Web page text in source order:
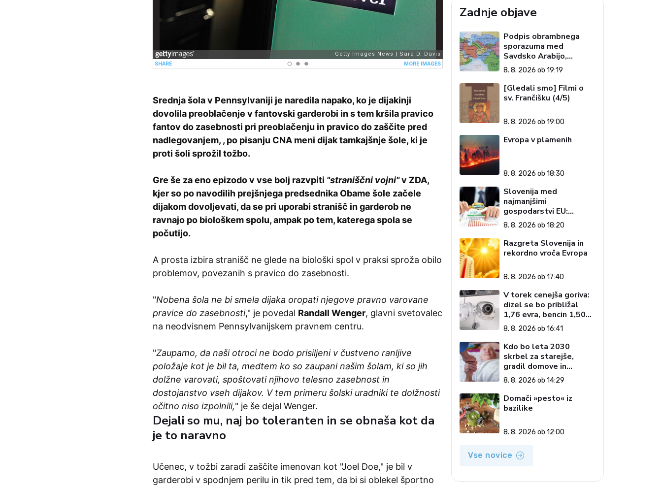
Srednja šola v Pennsylvaniji je naredila napako, ko je dijakinji
dovolila preoblačenje v fantovski garderobi in s tem kršila pravico
fantov do zasebnosti pri preoblačenju in pravico do zaščite pred
nadlegovanjem, , po pisanju CNA meni dijak tamkajšnje šole, ki je
proti šoli sprožil tožbo.
Gre še za eno epizodo v vse bolj razvpiti "straniščni vojni"v ZDA,
kjer so po navodilih prejšnjega predsednika Obame šole začele
dijakom dovoljevati, da se pri uporabi stranišč in garderob ne
ravnajo po biološkem spolu, ampak po tem, katerega spola se
počutijo.
A prosta izbira stranišč ne glede na biološki spol v praksi sproža obilo
problemov, povezanih s pravico do zasebnosti.
"Nobena šola ne bi smela dijaka oropati njegove pravno varovane
pravice do zasebnosti," je povedal Randall Wenger, glavni svetovalec
na neodvisnem Pennsylvanijskem pravnem centru.
"Zaupamo, da naši otroci ne bodo prisiljeni v čustveno ranljive
položaje kot je bil ta, medtem ko so zaupani našim šolam, ki so jih
dolžne varovati, spoštovati njihovo telesno zasebnost in
dostojanstvo vseh dijakov. V tem primeru šolski uradniki te dolžnosti
očitno niso izpolnili," je še dejal Wenger.
Dejali so mu, naj bo toleranten in se obnaša kot da
je to naravno
Učenec, v tožbi zaradi zaščite imenovan kot "Joel Doe," je bil v
garderobi v spodnjem perilu in tik pred tem, da bi si oblekel športno
Zadnje objave
Podpis obrambnega
sporazuma med
Savdsko Arabijo,
Pakistanom in Turčijo
8. 8. 2026 ob 19:19
[Gledali smo] Filmi o
sv. Frančišku (4/5)
8. 8. 2026 ob 19:00
Evropa v plamenih
8. 8. 2026 ob 18:30
Slovenija med
najmanjšimi
gospodarstvi EU:
Golobova vlada pustila
visoke račune državi
8. 8. 2026 ob 18:20
Razgreta Slovenija in
rekordno vroča Evropa
8. 8. 2026 ob 17:40
V torek cenejša goriva:
dizel se bo približal
1,76 evra, bencin 1,50
evra
8. 8. 2026 ob 16:41
Kdo bo leta 2030
skrbel za starejše,
gradil domove in
zagotavljal javne
storitve?
8. 8. 2026 ob 14:29
Domači »pesto« iz
bazilike
8. 8. 2026 ob 12:00
Vse novice